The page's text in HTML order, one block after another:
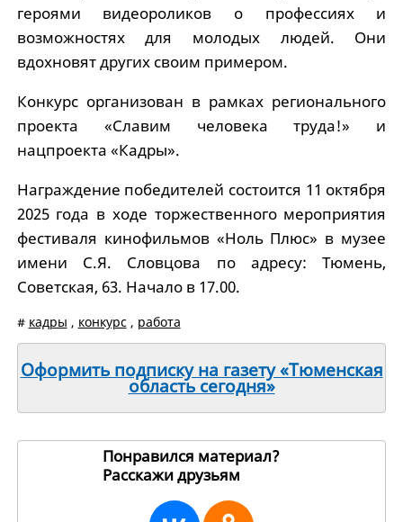
героями видеороликов о профессиях и
возможностях для молодых людей. Они
вдохновят других своим примером.
Конкурс организован в рамках регионального
проекта «Славим человека труда!» и
нацпроекта «Кадры».
Награждение победителей состоится 11 октября
2025 года в ходе торжественного мероприятия
фестиваля кинофильмов «Ноль Плюс» в музее
имени С.Я. Словцова по адресу: Тюмень,
Советская, 63. Начало в 17.00.
# кадры , конкурс , работа
Оформить подписку на газету «Тюменская
область сегодня»
Понравился материал?
Расскажи друзьям